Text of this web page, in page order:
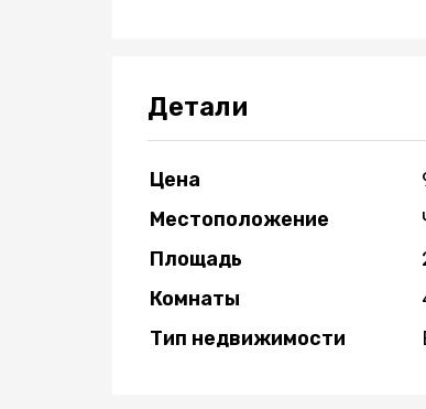
Детали
Цена
Местоположение
Площадь
Комнаты
Тип недвижимости